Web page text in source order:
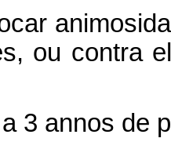
ou contra
3 annos de